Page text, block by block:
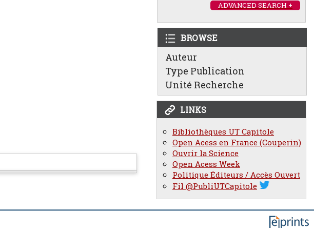
ADVANCED SEARCH +
BROWSE
Auteur
Type Publication
Unité Recherche
LINKS
Bibliothèques UT Capitole
Open Acess en France (Couperin)
Ouvrir la Science
Open Acess Week
Politique Éditeurs / Accès Ouvert
Fil @PubliUTCapitole